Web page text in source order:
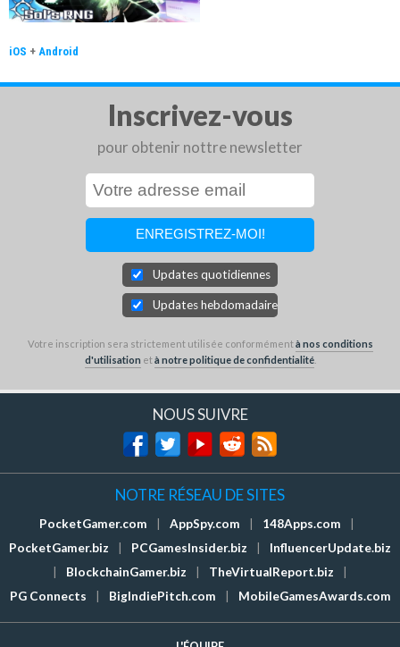
iOS + Android
Inscrivez-vous
pour obtenir nottre newsletter
Updates quotidiennes
Updates hebdomadaires
Votre inscription sera strictement utilisée conformémentà nos conditions
d'utilisation età notre politique de confidentialité.
NOUS SUIVRE
NOTRE RÉSEAU DE SITES
PocketGamer.com AppSpy.com 148Apps.com
PocketGamer.biz
PCGamesInsider.biz
InfluencerUpdate.biz
BlockchainGamer.biz TheVirtualReport.biz
PG Connects
BigIndiePitch.com MobileGamesAwards.com